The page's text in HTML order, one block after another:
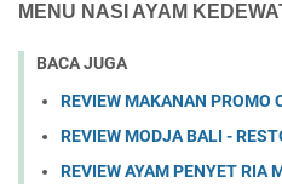
MENU NASI AYAM
BACA JUGA
REVIEW MAKANAN PROMO
REVIEW MODJA BALI -
REVIEW AYAM PENYET RIA